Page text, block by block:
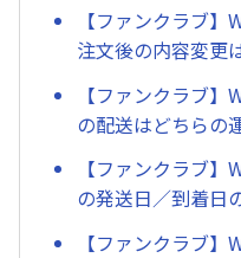
【ファンクラブ
注文後の内容変更
【ファンクラブ
の配送はどちらの
【ファンクラブ
の発送日／到着日
【ファンクラブ